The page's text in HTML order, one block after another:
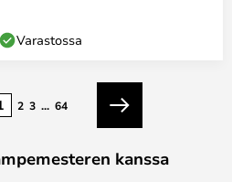
Varastossa
2 3 ... 64
Seuraava
kanssa